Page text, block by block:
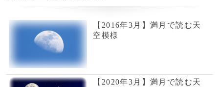
占いの泉では、TVで話題の有名占い師、流行
の電話占い師の中から当たると評判の占い師を